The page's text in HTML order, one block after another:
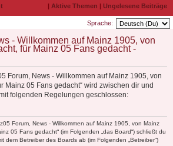
| Aktive Themen | Ungelesene Beiträge
Sprache:
- Willkommen auf Mainz 1905, von
für Mainz 05 Fans gedacht -
Forum, News - Willkommen auf Mainz 1905, von
Mainz 05 Fans gedacht“ wird zwischen dir und
folgenden Regelungen geschlossen:
Forum, News - Willkommen auf Mainz 1905, von Mainz
05 Fans gedacht“ (im Folgenden „das Board“) schließt du
dem Betreiber des Boards ab (im Folgenden „Betreiber“)